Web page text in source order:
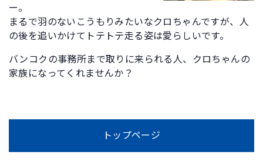
ー。
まるで羽のないこうもりみたいなクロちゃんですが、人
の後を追いかけてトテトテ走る姿は愛らしいです。
バンコクの事務所まで取りに来られる人、クロちゃんの
家族になってくれませんか？
トップページ